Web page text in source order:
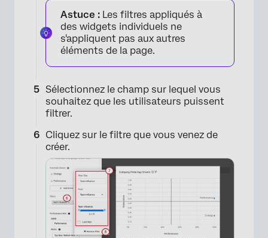
×
Astuce : Les filtres appliqués à
des widgets individuels ne
s'appliquent pas aux autres
éléments de la page.
Sélectionnez le champ sur lequel vous
souhaitez que les utilisateurs puissent
filtrer.
Cliquez sur le filtre que vous venez de
créer.